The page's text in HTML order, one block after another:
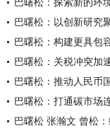
巴曙松：以创新研究
巴曙松：构建更具包
巴曙松：关税冲突加
巴曙松：推动人民币
巴曙松：打通碳市场
巴曙松 张瀚文 曾松